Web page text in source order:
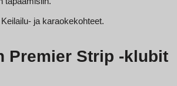
Keilailu- ja karaokekohteet.
Premier Strip -klubit